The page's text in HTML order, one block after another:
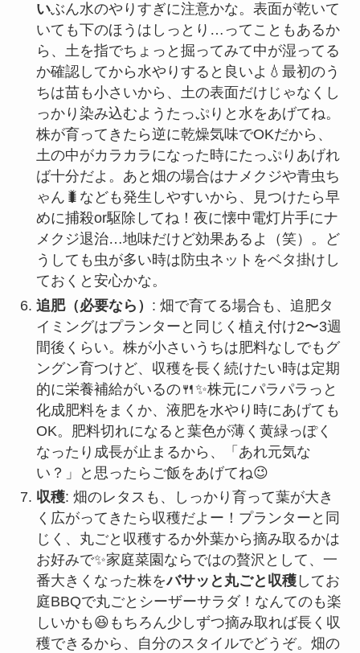
いぶん水のやりすぎに注意かな。表面が乾いて
いても下のほうはしっとり…ってこともあるか
ら、土を指でちょっと掘ってみて中が湿ってる
か確認してから水やりすると良いよ💧最初のう
ちは苗も小さいから、土の表面だけじゃなくし
っかり染み込むようたっぷりと水をあげてね。
株が育ってきたら逆に乾燥気味でOKだから、
土の中がカラカラになった時にたっぷりあげれ
ば十分だよ。あと畑の場合はナメクジや青虫ち
ゃん🐛なども発生しやすいから、見つけたら早
めに捕殺or駆除してね！夜に懐中電灯片手にナ
メクジ退治…地味だけど効果あるよ（笑）。ど
うしても虫が多い時は防虫ネットをベタ掛けし
ておくと安心かな。
追肥（必要なら） : 畑で育てる場合も、追肥タ
イミングはプランターと同じく植え付け2〜3週
間後くらい。株が小さいうちは肥料なしでもグ
ングン育つけど、収穫を長く続けたい時は定期
的に栄養補給がいるの🍴✨株元にパラパラっと
化成肥料をまくか、液肥を水やり時にあげても
OK。肥料切れになると葉色が薄く黄緑っぽく
なったり成長が止まるから、「あれ元気な
い？」と思ったらご飯をあげてね😉
収穫: 畑のレタスも、しっかり育って葉が大き
く広がってきたら収穫だよー！プランターと同
じく、丸ごと収穫するか外葉から摘み取るかは
お好みで✨家庭菜園ならではの贅沢として、一
番大きくなった株をバサッと丸ごと収穫してお
庭BBQで丸ごとシーザーサラダ！なんてのも楽
しいかも😆もちろん少しずつ摘み取れば長く収
穫できるから、自分のスタイルでどうぞ。畑の